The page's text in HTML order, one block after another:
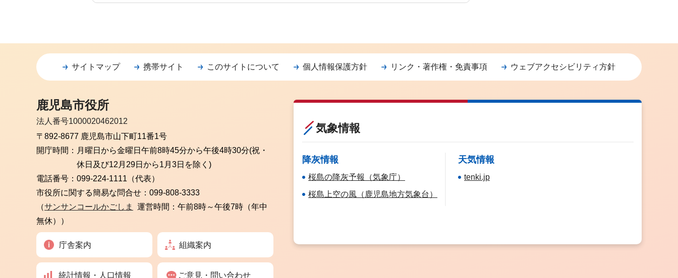
サイトマップ 携帯サイト このサイトについて 個人情報保護方針 リンク・著作権・免責事項 ウェブアクセシビリティ方針
鹿児島市役所
法人番号1000020462012
〒892-8677 鹿児島市山下町11番1号
開庁時間： 月曜日から金曜日 午前8時45分から午後4時30分(祝・
休日及び12月29日から1月3日を除く)
電話番号： 099-224-1111（代表）
市役所に関する簡易な問合せ： 099-808-3333
（サンサンコールかごしま
運営時間：午前8時～午後7時（年中
無休））
庁舎案内 組織案内
統計情報・人口情報 ご意見・問い合わせ
気象情報
降灰情報
桜島の降灰予報（気象庁）
桜島上空の風（鹿児島地方気象台）
天気情報
tenki.jp